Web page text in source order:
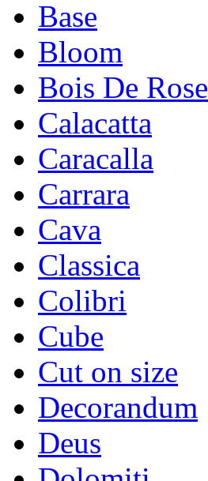
Base
Bloom
Bois De Rose
Calacatta
Caracalla
Carrara
Cava
Classica
Colibri
Cube
Cut on size
Decorandum
Deus